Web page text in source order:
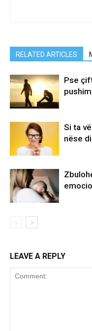
RELATED ARTICLES
Pse
Si ta
nëse
LEAVE A REPLY